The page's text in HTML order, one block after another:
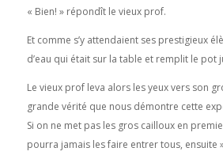
« Bien! » répondît le vieux prof.
Et comme s’y attendaient ses prestigieux
d’eau qui était sur la table et remplit le pot
Le vieux prof leva alors les yeux vers son
grande vérité que nous démontre cette
Si on ne met pas les gros cailloux en
pourra jamais les faire entrer tous, ensuite